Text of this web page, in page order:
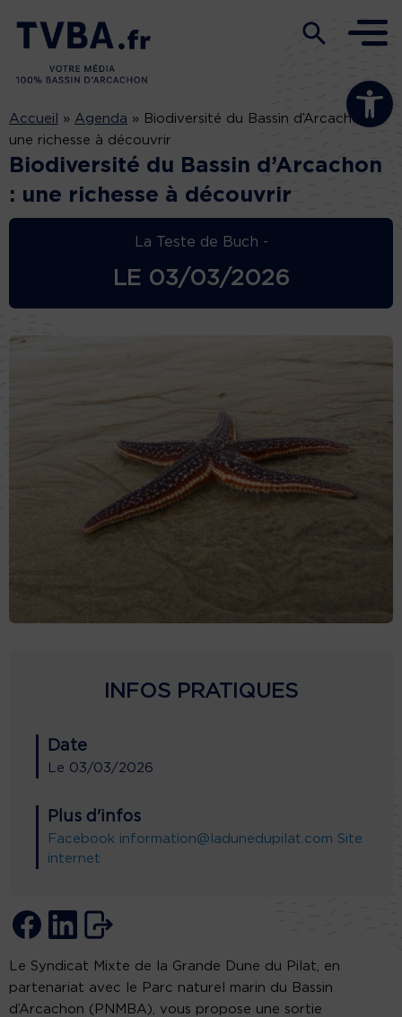
Ouvrir la
Accueil » Agenda » Biodiversité du Bassin d’Arcachon :
une richesse à découvrir
Biodiversité du Bassin d’Arcachon
: une richesse à découvrir
La Teste de Buch -
LE 03/03/2026
INFOS PRATIQUES
Date
Le 03/03/2026
Plus d'infos
Facebook information@ladunedupilat.com Site
internet
Le Syndicat Mixte de la Grande Dune du Pilat, en
partenariat avec le Parc naturel marin du Bassin
d’Arcachon (PNMBA), vous propose une sortie